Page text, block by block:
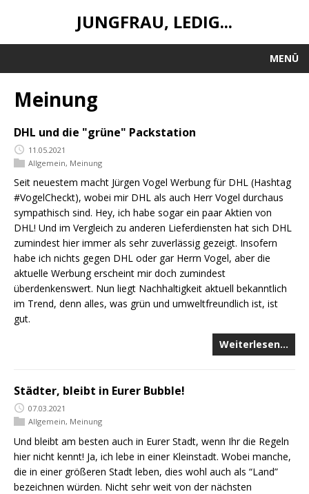
JUNGFRAU, LEDIG...
MENÜ
Meinung
DHL und die "grüne" Packstation
11.05.2021
Allgemein, Meinung
Seit neuestem macht Jürgen Vogel Werbung für DHL (Hashtag
#VogelCheckt), wobei mir DHL als auch Herr Vogel durchaus
sympathisch sind. Hey, ich habe sogar ein paar Aktien von
DHL! Und im Vergleich zu anderen Lieferdiensten hat sich DHL
zumindest hier immer als sehr zuverlässig gezeigt. Insofern
habe ich nichts gegen DHL oder gar Herrn Vogel, aber die
aktuelle Werbung erscheint mir doch zumindest
überdenkenswert. Nun liegt Nachhaltigkeit aktuell bekanntlich
im Trend, denn alles, was grün und umweltfreundlich ist, ist
gut.
Weiterlesen…
Städter, bleibt in Eurer Bubble!
07.03.2021
Allgemein, Meinung
Und bleibt am besten auch in Eurer Stadt, wenn Ihr die Regeln
hier nicht kennt! Ja, ich lebe in einer Kleinstadt. Wobei manche,
die in einer größeren Stadt leben, dies wohl auch als “Land”
bezeichnen würden. Nicht sehr weit von der nächsten